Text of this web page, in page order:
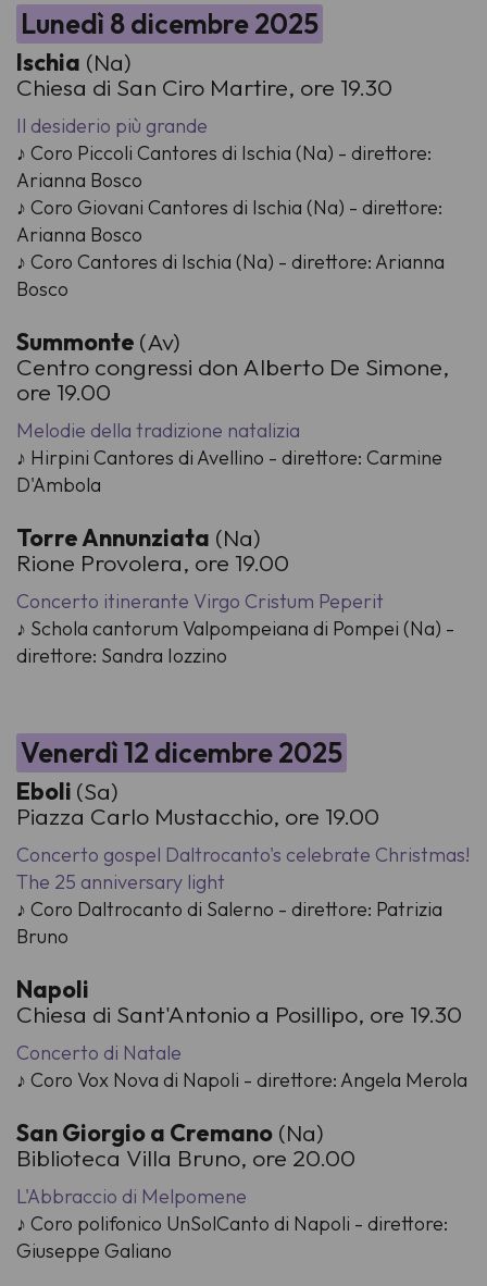
Lunedì 8 dicembre 2025
Ischia (Na)
Chiesa di San Ciro Martire, ore 19.30
Il desiderio più grande
♪ Coro Piccoli Cantores di Ischia (Na) - direttore:
Arianna Bosco
♪ Coro Giovani Cantores di Ischia (Na) - direttore:
Arianna Bosco
♪ Coro Cantores di Ischia (Na) - direttore: Arianna
Bosco
Summonte (Av)
Centro congressi don Alberto De Simone,
ore 19.00
Melodie della tradizione natalizia
♪ Hirpini Cantores di Avellino - direttore: Carmine
D'Ambola
Torre Annunziata (Na)
Rione Provolera, ore 19.00
Concerto itinerante Virgo Cristum Peperit
♪ Schola cantorum Valpompeiana di Pompei (Na) -
direttore: Sandra Iozzino
Venerdì 12 dicembre 2025
Eboli (Sa)
Piazza Carlo Mustacchio, ore 19.00
Concerto gospel Daltrocanto's celebrate Christmas!
The 25 anniversary light
♪ Coro Daltrocanto di Salerno - direttore: Patrizia
Bruno
Napoli
Chiesa di Sant'Antonio a Posillipo, ore 19.30
Concerto di Natale
♪ Coro Vox Nova di Napoli - direttore: Angela Merola
San Giorgio a Cremano (Na)
Biblioteca Villa Bruno, ore 20.00
L'Abbraccio di Melpomene
♪ Coro polifonico UnSolCanto di Napoli - direttore:
Giuseppe Galiano